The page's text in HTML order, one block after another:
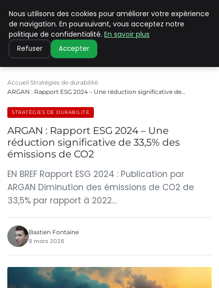
CLIMATE C ADVANCED
Accueil Stratégies de durabilité
ARGAN : Rapport ESG 2024 – Une réduction significative de…
STRATÉGIES DE DURABILITÉ
ARGAN : Rapport ESG 2024 – Une
réduction significative de 33,5% des
émissions de CO2
EN BREF Rapport ESG 2024 : Publication par
ARGAN Diminution des émissions de CO2 de
33,5% par rapport à 2022…
Bastien Fontaine
8 mars 2026
Nous utilisons des cookies pour améliorer votre expérience
de navigation. En poursuivant, vous acceptez notre
politique de confidentialité. En savoir plus
Refuser Accepter